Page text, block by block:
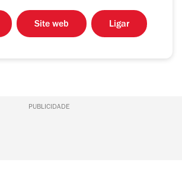
Site web Ligar
PUBLICIDADE